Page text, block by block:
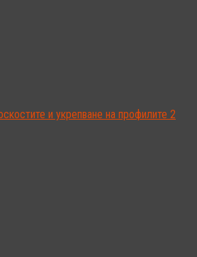
и укрепване на профилите 2